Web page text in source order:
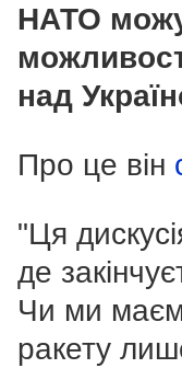
НАТО
над
Про це він
"Ця
де
Чи ми
ракету